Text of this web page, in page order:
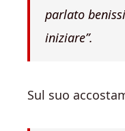
parlato
iniziare”.
Sul suo